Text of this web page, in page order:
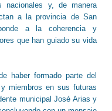
nacionales y, de manera
a la provincia de San
a la coherencia y
que han guiado su vida
haber formado parte del
miembros en sus futuras
municipal José Arias y